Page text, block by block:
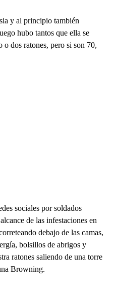
y al principio también
hubo tantos que ella se
o dos ratones, pero si son 70,
sociales por soldados
de las infestaciones en
debajo de las camas,
bolsillos de abrigos y
ratones saliendo de una torre
Browning.